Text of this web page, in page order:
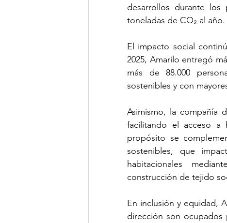
desarrollos durante
toneladas de CO₂ al año.
El impacto social
2025, Amarilo entregó
más de 88.000
sostenibles y con
Asimismo, la compañía
facilitando el acceso a
propósito se
sostenibles, que
habitacionales
construcción de tejido
En inclusión y equidad,
dirección son ocupados